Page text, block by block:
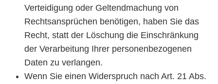
Verteidigung oder Geltendmachung von
Rechtsansprüchen benötigen, haben Sie das
Recht, statt der Löschung die Einschränkung
der Verarbeitung Ihrer personenbezogenen
Daten zu verlangen.
Wenn Sie einen Widerspruch nach Art. 21 Abs.